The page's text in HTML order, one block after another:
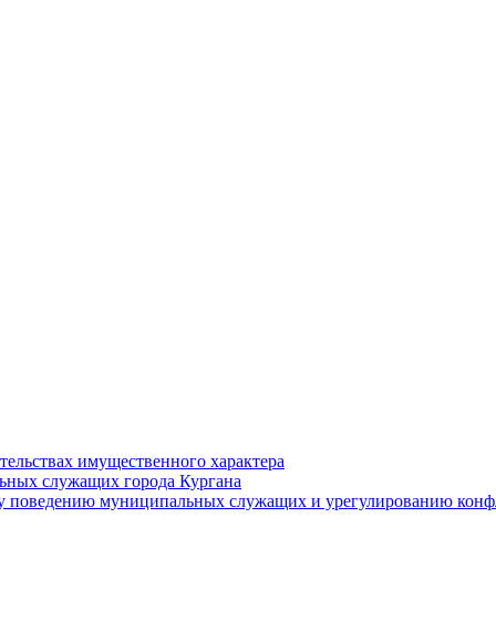
имущественного характера
служащих города Кургана
муниципальных служащих и урегулированию